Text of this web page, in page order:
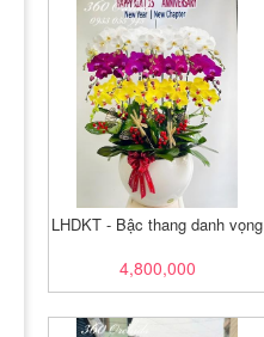
LHDKT - Bậc thang danh vọng
4,800,000